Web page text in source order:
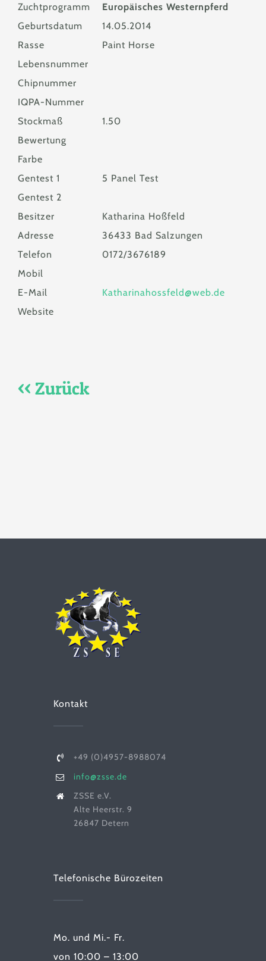
Zuchtprogramm
Europäisches Westernpferd
Geburtsdatum
14.05.2014
Rasse
Paint Horse
Lebensnummer
Chipnummer
IQPA-Nummer
Stockmaß
1.50
Bewertung
Farbe
Gentest 1
5 Panel Test
Gentest 2
Besitzer
Katharina Hoßfeld
Adresse
36433 Bad Salzungen
Telefon
0172/3676189
Mobil
E-Mail
Katharinahossfeld@web.de
Website
<< Zurück
Kontakt
+49 (0)4957-8988074
info@zsse.de
ZSSE e.V.
Alte Heerstr. 9
26847 Detern
Telefonische Bürozeiten
Mo. und Mi.- Fr.
von 10:00 – 13:00